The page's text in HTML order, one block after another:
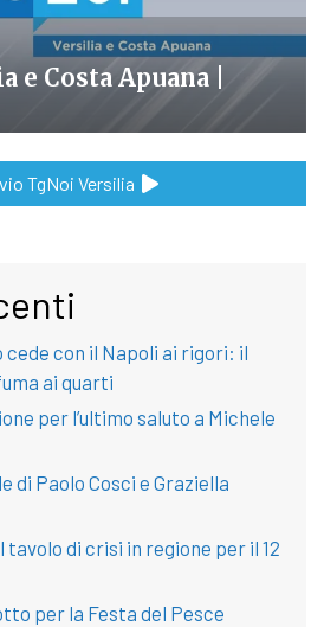
Costa Apuana |
TgNoi Versilia
cede con il Napoli ai rigori: il
ai quarti
per l’ultimo saluto a Michele
di Paolo Cosci e Graziella
tavolo di crisi in regione per il 12
per la Festa del Pesce